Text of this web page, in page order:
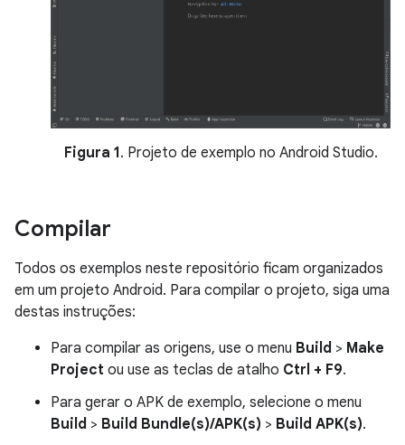
Figura 1. Projeto de exemplo no Android Studio.
Compilar
Todos os exemplos neste repositório ficam organizados
em um projeto Android. Para compilar o projeto, siga uma
destas instruções:
Para compilar as origens, use o menu Build > Make
Project ou use as teclas de atalho Ctrl + F9.
Para gerar o APK de exemplo, selecione o menu
Build > Build Bundle(s)/APK(s) > Build APK(s).